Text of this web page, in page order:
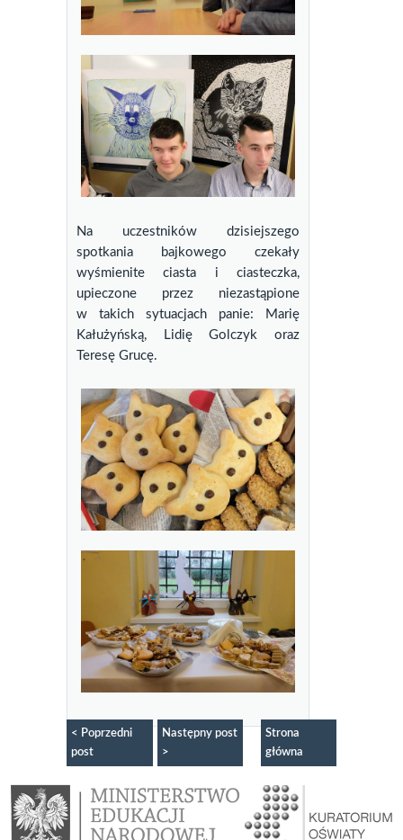
Na uczestników dzisiejszego
spotkania bajkowego czekały
wyśmienite ciasta i ciasteczka,
upieczone przez niezastąpione
w takich sytuacjach panie: Marię
Kałużyńską, Lidię Golczyk oraz
Teresę Grucę.
< Poprzedni
post
Następny post
>
Strona
główna